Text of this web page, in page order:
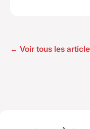
← Voir tous les